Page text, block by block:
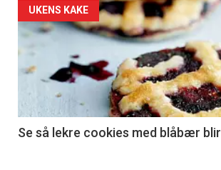
Forsiden
akkurat
nå
2
UKENS KAKE
Se så lekre cookies med blåbær blir